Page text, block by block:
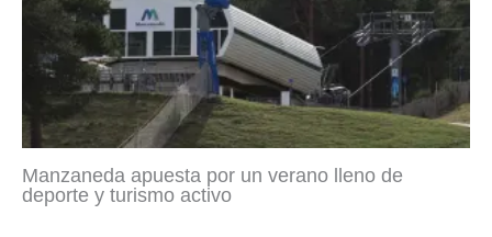
Manzaneda apuesta por un verano lleno de
deporte y turismo activo